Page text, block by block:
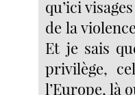
qu’ici
de la
Et je sais
privilège,
l’Europe, là